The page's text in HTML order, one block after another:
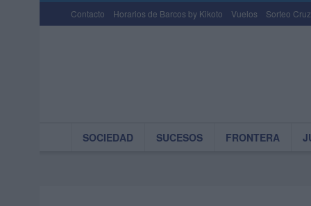
Contacto Horarios de Barcos by Kikoto Vuelos Sorteo
SOCIEDAD SUCESOS FRONTERA